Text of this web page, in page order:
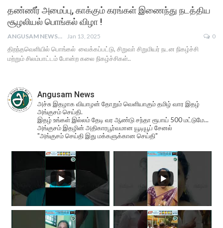
தண்ணீர் அமைப்பு, காக்கும் கரங்கள் இணைந்து நடத்திய
சூழலியல் பொங்கல் விழா !
ANGUSAM NEWS Jan 13, 2025 0
திறந்தவெளியில் பொங்கல் வைக்கப்பட்டு, சிறுவா் சிறுமியர் நடன நிகழ்ச்சி
மற்றும் சிலம்பாட்டம் போன்ற கலை நிகழ்ச்சிகள்..
Angusam News
அச்சு இதழாக வியாழன் தோறும் வெளியாகும் தமிழ் வார இதழ்
அங்குசம் செய்தி.
இதழ் உங்கள் இல்லம் தேடி வர ஆண்டு சந்தா ரூபாய் 500 மட்டுமே...
அங்குசம் இதழின் அதிகாரபூர்வமான யூடியூப் சேனல்
"அங்குசம் செய்தி இது மக்களுக்கான செய்தி"